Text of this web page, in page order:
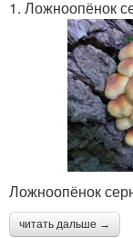
1. Ложноопёнок
Ложноопёнок
читать дальше →